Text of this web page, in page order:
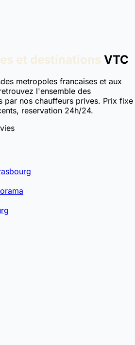
et destinations VTC
metropoles francaises et aux
l'ensemble des
par nos chauffeurs prives. Prix fixe
reservation 24h/24.